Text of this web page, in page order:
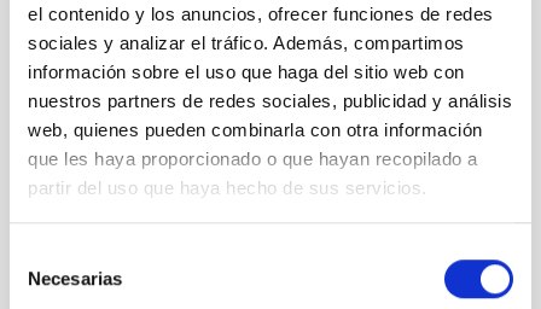
el contenido y los anuncios, ofrecer funciones de redes
sociales y analizar el tráfico. Además, compartimos
información sobre el uso que haga del sitio web con
nuestros partners de redes sociales, publicidad y análisis
web, quienes pueden combinarla con otra información
que les haya proporcionado o que hayan recopilado a
partir del uso que haya hecho de sus servicios.
Necesarias